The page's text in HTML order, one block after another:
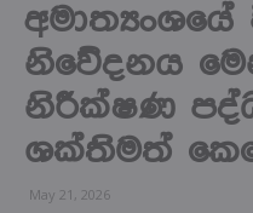
නිවේදනය
නිරීක්ෂණ
ශක්තිමත්
May 21, 2026